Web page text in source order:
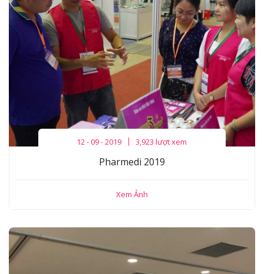
12 - 09 - 2019 3,923 lượt xem
Pharmedi 2019
Xem Ảnh